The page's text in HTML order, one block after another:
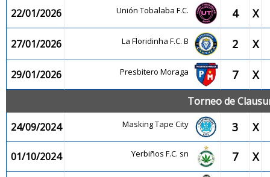
22/01/2026 Unión Tobalaba F.C. 4 X
27/01/2026 La Floridinha F.C. B 2 X
29/01/2026 Presbitero Moraga 7 X
Torneo de
24/09/2024
Masking Tape City 3 X
01/10/2024 Yerbiños F.C. sn 7 X